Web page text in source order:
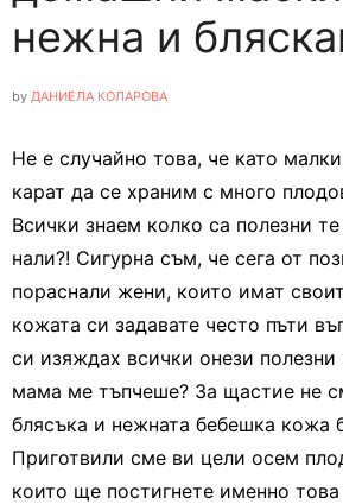
нежна и
by ДАНИЕЛА КОЛАРОВА
Не е случайно това, че като
карат да се храним с много
Всички знаем колко са полезни
нали?! Сигурна съм, че сега от
пораснали жени, които имат
кожата си задавате често пъти
си изяждах всички онези
мама ме тъпчеше? За щастие не
блясъка и нежната бебешка кожа
Приготвили сме ви цели осем
които ще постигнете именно